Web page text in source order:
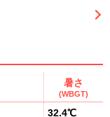
暑さ
(WBGT)
32.4℃